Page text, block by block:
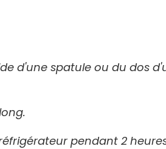
d'une spatule ou du dos
pendant 2